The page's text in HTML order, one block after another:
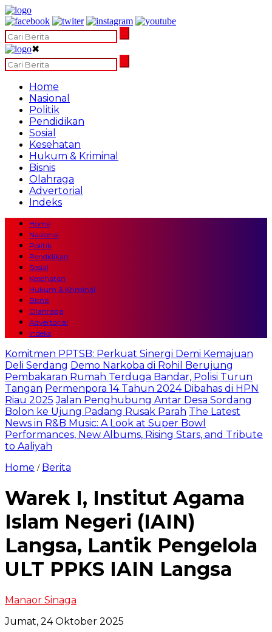
✖
Home
Nasional
Politik
Pendidikan
Sosial
Kesehatan
Hukum & Kriminal
Bisnis
Olahraga
Advertorial
Indeks
Home
Nasional
Politik
Pendidikan
Sosial
Kesehatan
Hukum & Kriminal
Bisnis
Olahraga
Advertorial
Indeks
Komitmen PPTSB: Perkuat Sinergi Demi Kemajuan
Deli Serdang Demo Narkoba di Rohil Berujung
Pembakaran Rumah Terduga Bandar, Polisi Turun
Tangan Permenpora 14 Tahun 2024 Dibahas di HPN
Riau 2025 Jalan Penghubung Antar Desa Sordang
Bolon ke Ujung Padang Rusak Parah The Latest
News in R&B Music: A Look at Super Bowl
Performances, New Albums, Rising Stars, and Tribute
to Aaliyah
Home / Berita
Warek I, Institut Agama
Islam Negeri (IAIN)
Langsa, Lantik Pengelola
ULT PPKS IAIN Langsa
Manaor Sinaga
Jumat, 24 Oktober 2025